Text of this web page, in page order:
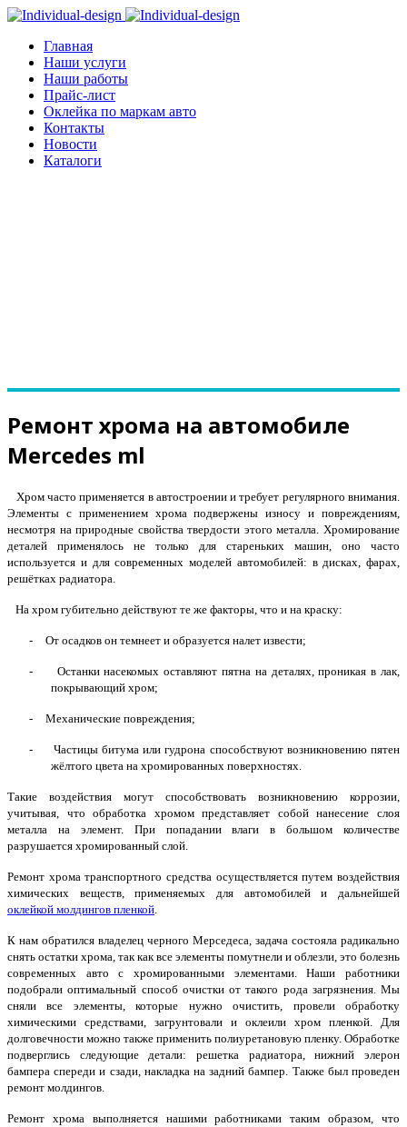
Главная
Наши услуги
Наши работы
Прайс-лист
Оклейка по маркам авто
Контакты
Новости
Каталоги
Ремонт хрома на автомобиле
Mercedes ml
Хром часто применяется в автостроении и требует регулярного внимания.
Элементы с применением хрома подвержены износу и повреждениям,
несмотря на природные свойства твердости этого металла. Хромирование
деталей применялось не только для стареньких машин, оно часто
используется и для современных моделей автомобилей: в дисках, фарах,
решётках радиатора.
На хром губительно действуют те же факторы, что и на краску:
- От осадков он темнеет и образуется налет извести;
-
Останки насекомых оставляют пятна на деталях, проникая в лак,
покрывающий хром;
- Механические повреждения;
-
Частицы битума или гудрона способствуют возникновению пятен
жёлтого цвета на хромированных поверхностях.
Такие воздействия могут способствовать возникновению коррозии,
учитывая, что обработка хромом представляет собой нанесение слоя
металла на элемент. При попадании влаги в большом количестве
разрушается хромированный слой.
Ремонт хрома транспортного средства осуществляется путем воздействия
химических веществ, применяемых для автомобилей и дальнейшей
оклейкой молдингов пленкой.
К нам обратился владелец черного Мерседеса, задача состояла радикально
снять остатки хрома, так как все элементы помутнели и облезли, это болезнь
современных авто с хромированными элементами. Наши работники
подобрали оптимальный способ очистки от такого рода загрязнения. Мы
сняли все элементы, которые нужно очистить, провели обработку
химическими средствами, загрунтовали и оклеили хром пленкой. Для
долговечности можно также применить полиуретановую пленку. Обработке
подверглись следующие детали: решетка радиатора, нижний элерон
бампера спереди и сзади, накладка на задний бампер. Также был проведен
ремонт молдингов.
Ремонт хрома выполняется нашими работниками таким образом, что